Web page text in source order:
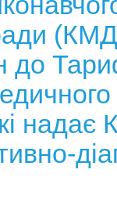
ради
до
надає